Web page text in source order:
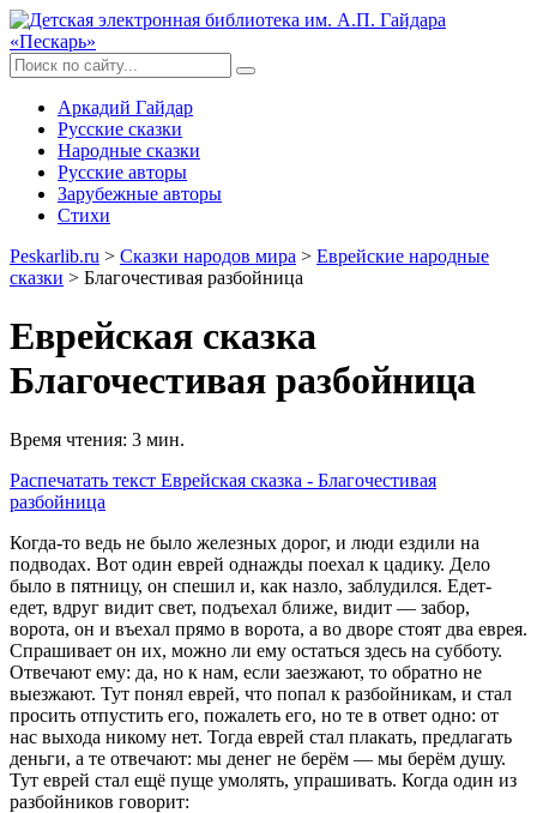
Аркадий Гайдар
Русские сказки
Народные сказки
Русские авторы
Зарубежные авторы
Стихи
Peskarlib.ru > Сказки народов мира > Еврейские народные
сказки > Благочестивая разбойница
Еврейская сказка
Благочестивая разбойница
Время чтения: 3 мин.
Распечатать текст Еврейская сказка - Благочестивая
разбойница
Когда-то ведь не было железных дорог, и люди ездили на
подводах. Вот один еврей однажды поехал к цадику. Дело
было в пятницу, он спешил и, как назло, заблудился. Едет-
едет, вдруг видит свет, подъехал ближе, видит — забор,
ворота, он и въехал прямо в ворота, а во дворе стоят два еврея.
Спрашивает он их, можно ли ему остаться здесь на субботу.
Отвечают ему: да, но к нам, если заезжают, то обратно не
выезжают. Тут понял еврей, что попал к разбойникам, и стал
просить отпустить его, пожалеть его, но те в ответ одно: от
нас выхода никому нет. Тогда еврей стал плакать, предлагать
деньги, а те отвечают: мы денег не берём — мы берём душу.
Тут еврей стал ещё пуще умолять, упрашивать. Когда один из
разбойников говорит: